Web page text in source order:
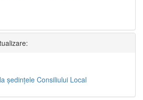
şedinţele Consiliului Local